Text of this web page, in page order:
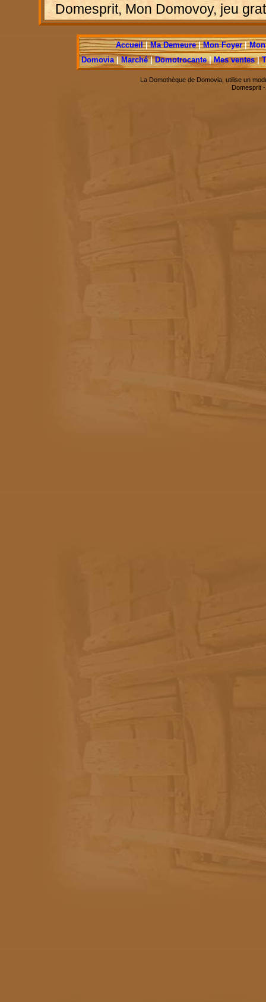
Domesprit, Mon Domovoy, jeu
Accueil|Ma Demeure|Mon Foyer|
Domovia|Marché|Domotrocante|Mes ventes|
La Domothèque de Domovia, utilise un
Domesprit